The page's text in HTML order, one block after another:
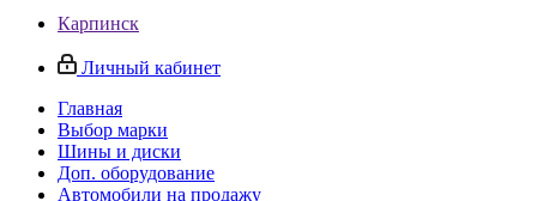
Карпинск
Личный кабинет
Главная
Выбор марки
Шины и диски
Доп. оборудование
Автомобили на продажу